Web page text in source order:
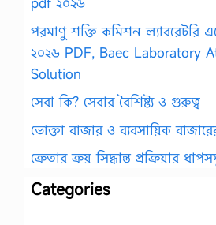
পরমাণু শক্তি কমিশন ল্যাবরেটরি
২০২৬ PDF, Baec Laboratory
Solution
সেবা কি? সেবার বৈশিষ্ট্য ও গুরুত্ব
ভোক্তা বাজার ও ব্যবসায়িক
ক্রেতার ক্রয় সিদ্ধান্ত প্রক্রিয়ার
Categories